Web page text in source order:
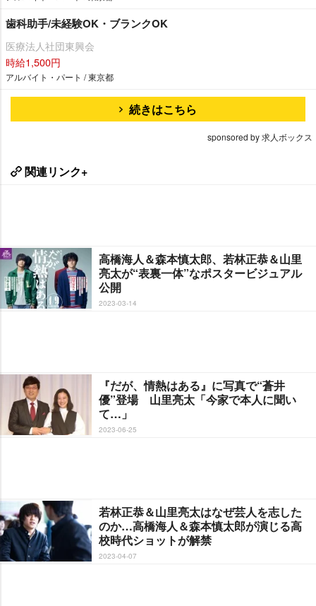
歯科助手/未経験OK・ブランクOK
医療法人社団東興会
時給1,500円
アルバイト・パート / 東京都
続きはこちら
sponsored by 求人ボックス
関連リンク+
高橋海人＆森本慎太郎、若林正恭＆山里
亮太が“表裏一体”なポスタービジュアル
公開
2023-03-14
『だが、情熱はある』に写真で“蒼井
優”登場 山里亮太「今家で本人に聞い
て…」
2023-06-25
若林正恭＆山里亮太はなぜ芸人を志した
のか…高橋海人＆森本慎太郎が演じる高
校時代ショットが解禁
2023-04-07